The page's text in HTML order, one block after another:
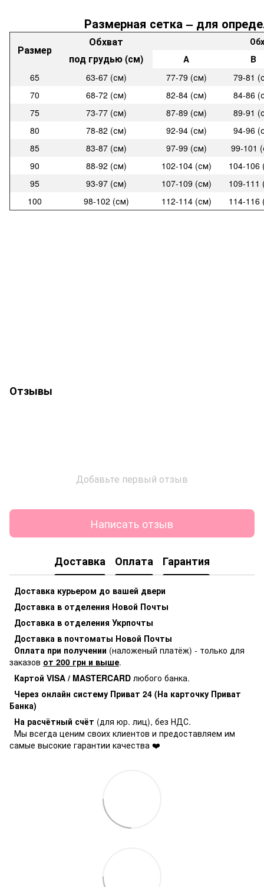
Размерная сетка – для
Размер
Обхват
под грудью (см)
A
B
65
63-67 (см) 77-79 (см)
79-81
70
68-72 (см) 82-84 (см)
84-86
75
73-77 (см) 87-89 (см)
89-91
80
78-82 (см) 92-94 (см)
94-96
85
83-87 (см) 97-99 (см)
99-101
90
88-92 (см) 102-104 (см)
104-106
95
93-97 (см) 107-109 (см)
109-111
100
98-102 (см) 112-114 (см) 114-116
Отзывы
Добавьте первый отзыв
Написать отзыв
Доставка Оплата Гарантия
Доставка курьером до вашей двери
Доставка в отделения Новой Почты
Доставка в отделения Укрпочты
Доставка в почтоматы Новой Почты
Оплата при получении (наложеный платёж) - только для
заказов от 200 грн и выше.
Картой VISA / MASTERCARD любого банка.
Через онлайн систему Приват 24 (На карточку Приват
Банка)
На расчётный счёт (для юр. лиц), без НДС.
Мы всегда ценим своих клиентов и предоставляем им
самые высокие гарантии качества ❤️